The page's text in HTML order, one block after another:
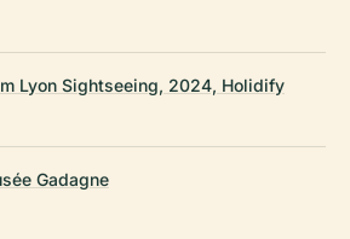
Lyon Sightseeing, 2024, Holidify
Gadagne